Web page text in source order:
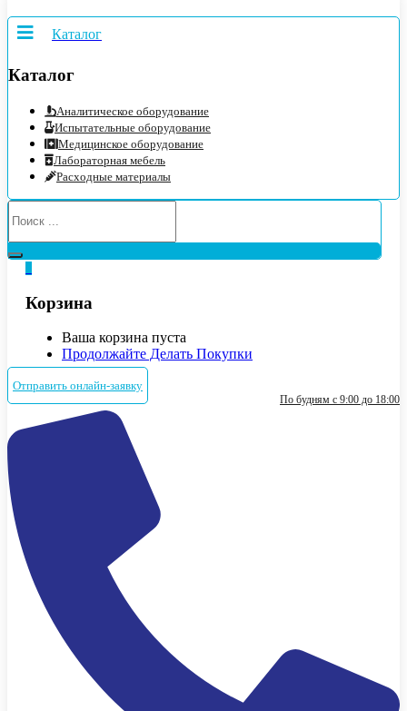
Каталог
Каталог
Аналитическое оборудование
Испытательные оборудование
Медицинское оборудование
Лабораторная мебель
Расходные материалы
Корзина
Ваша корзина пуста
Продолжайте Делать Покупки
Отправить онлайн-заявку
По будням с 9:00 до 18:00